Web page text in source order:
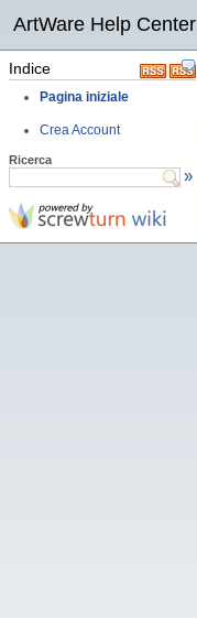
ArtWare Help Center
Indice
Pagina iniziale
Crea Account
Ricerca
»